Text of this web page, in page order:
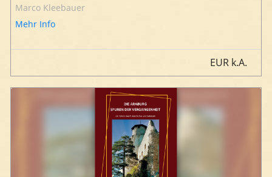
Marco Kleebauer
Mehr Info
EUR k.A.